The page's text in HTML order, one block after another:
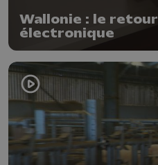
Wallonie : le
électronique